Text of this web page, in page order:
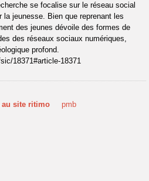
se focalise sur le réseau social
jeunesse. Bien que reprenant les
des jeunes dévoile des formes de
des réseaux sociaux numériques,
profond.
18371#article-18371
au site ritimo pmb